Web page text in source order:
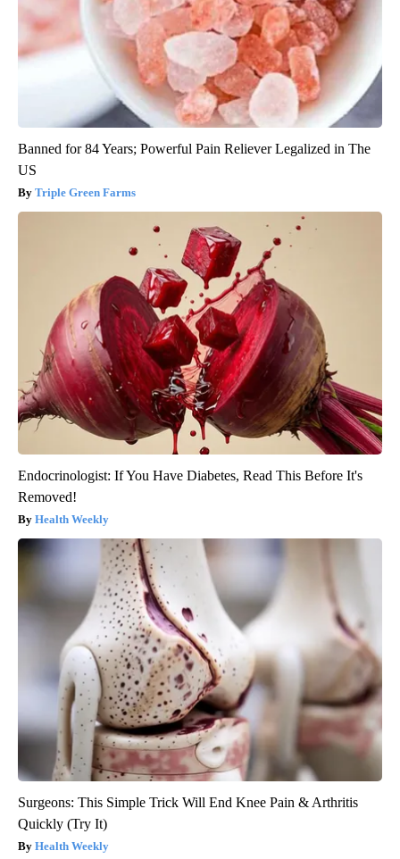
Banned for 84 Years; Powerful Pain Reliever Legalized in The
US
Triple Green Farms
Endocrinologist: If You Have Diabetes, Read This Before It's
Removed!
Health Weekly
Surgeons: This Simple Trick Will End Knee Pain & Arthritis
Quickly (Try It)
Health Weekly